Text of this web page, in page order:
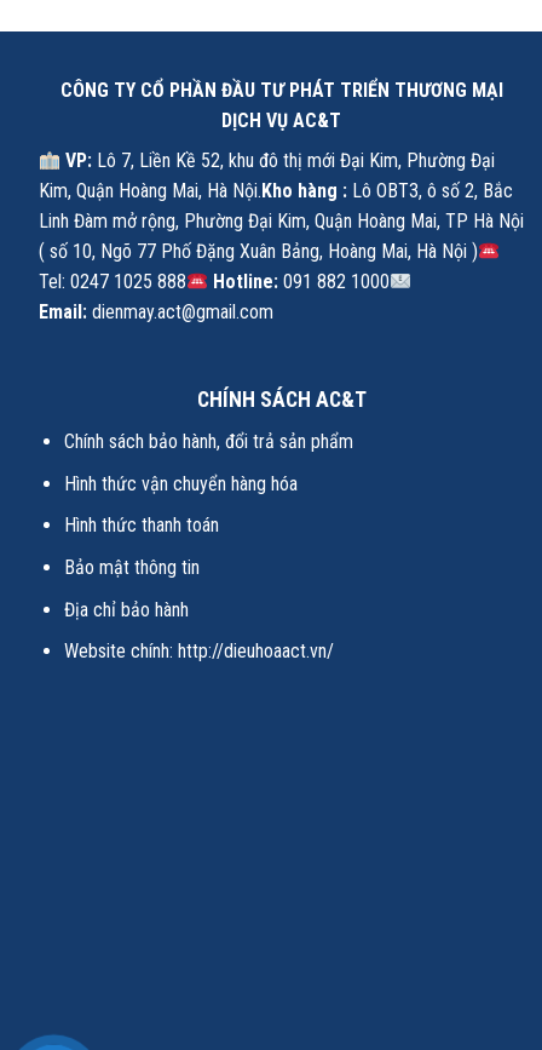
CÔNG TY CỔ PHẦN ĐẦU TƯ PHÁT TRIỂN THƯƠNG MẠI
DỊCH VỤ AC&T
VP: Lô 7, Liền Kề 52, khu đô thị mới Đại Kim, Phường Đại
Kim, Quận Hoàng Mai, Hà Nội. Kho hàng : Lô OBT3, ô số 2, Bắc
Linh Đàm mở rộng, Phường Đại Kim, Quận Hoàng Mai, TP Hà Nội
( số 10, Ngõ 77 Phố Đặng Xuân Bảng, Hoàng Mai, Hà Nội )
Tel: 0247 1025 888
Hotline:091 882 1000
Email: dienmay.act@gmail.com
CHÍNH SÁCH AC&T
Chính sách bảo hành, đổi trả sản phẩm
Hình thức vận chuyển hàng hóa
Hình thức thanh toán
Bảo mật thông tin
Địa chỉ bảo hành
Website chính: http://dieuhoaact.vn/